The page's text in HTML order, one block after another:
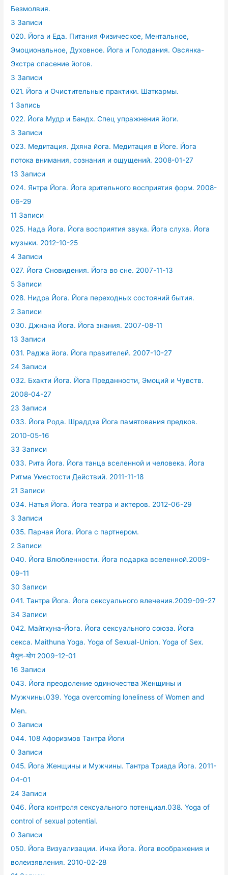
Безмолвия.
3 Записи
020. Йога и Еда. Питания Физическое, Ментальное,
Эмоциональное, Духовное. Йога и Голодания. Овсянка-
Экстра спасение йогов.
3 Записи
021. Йога и Очистительные практики. Шаткармы.
1 Запись
022. Йога Мудр и Бандх. Спец упражнения йоги.
3 Записи
023. Медитация. Дхяна йога. Медитация в Йоге. Йога
потока внимания, сознания и ощущений. 2008-01-27
13 Записи
024. Янтра Йога. Йога зрительного восприятия форм. 2008-
06-29
11 Записи
025. Нада Йога. Йога восприятия звука. Йога слуха. Йога
музыки. 2012-10-25
4 Записи
027. Йога Сновидения. Йога во сне. 2007-11-13
5 Записи
028. Нидра Йога. Йога переходных состояний бытия.
2 Записи
030. Джнана Йога. Йога знания. 2007-08-11
13 Записи
031. Раджа йога. Йога правителей. 2007-10-27
24 Записи
032. Бхакти Йога. Йога Преданности, Эмоций и Чувств.
2008-04-27
23 Записи
033. Йога Рода. Шраддха Йога памятования предков.
2010-05-16
33 Записи
033. Рита Йога. Йога танца вселенной и человека. Йога
Ритма Уместости Действий. 2011-11-18
21 Записи
034. Натья Йога. Йога театра и актеров. 2012-06-29
3 Записи
035. Парная Йога. Йога с партнером.
2 Записи
040. Йога Влюбленности. Йога подарка вселенной.2009-
09-11
30 Записи
041. Тантра Йога. Йога сексуального влечения.2009-09-27
34 Записи
042. Майтхуна-Йога. Йога сексуального союза. Йога
секса. Maithuna Yoga. Yoga of Sexual-Union. Yoga of Sex.
मैथुन-योग 2009-12-01
16 Записи
043. Йога преодоление одиночества Женщины и
Мужчины.039. Yoga overcoming loneliness of Women and
Men.
0 Записи
044. 108 Афоризмов Тантра Йоги
0 Записи
045. Йога Женщины и Мужчины. Тантра Триада Йога. 2011-
04-01
24 Записи
046. Йога контроля сексуального потенциал.038. Yoga of
control of sexual potential.
0 Записи
050. Йога Визуализации. Ичха Йога. Йога воображения и
волеизявления. 2010-02-28